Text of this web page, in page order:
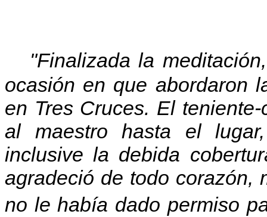
"Finalizada la
ocasión en que abordaron
en Tres Cruces. El
al maestro hasta el
inclusive la debida
agradeció de todo corazón,
no le había dado permiso